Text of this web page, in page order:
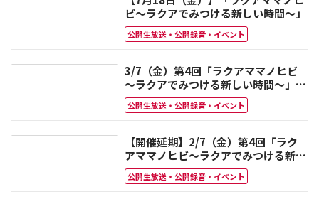
ビ～ラクアでみつける新しい時間～」
公開生放送・公開録音・イベント
3/7（金）第4回「ラクアママノヒビ
～ラクアでみつける新しい時間～」※
振替開催
公開生放送・公開録音・イベント
【開催延期】2/7（金）第4回「ラク
アママノヒビ～ラクアでみつける新し
い時間～」
公開生放送・公開録音・イベント